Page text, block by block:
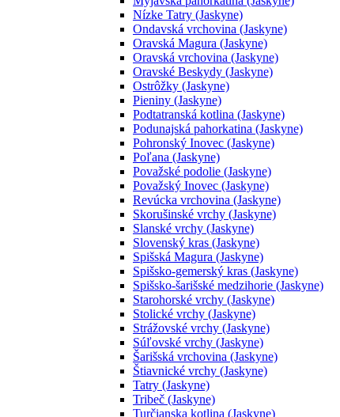
Nízke Tatry (Jaskyne)
Ondavská vrchovina (Jaskyne)
Oravská Magura (Jaskyne)
Oravská vrchovina (Jaskyne)
Oravské Beskydy (Jaskyne)
Ostrôžky (Jaskyne)
Pieniny (Jaskyne)
Podtatranská kotlina (Jaskyne)
Podunajská pahorkatina (Jaskyne)
Pohronský Inovec (Jaskyne)
Poľana (Jaskyne)
Považské podolie (Jaskyne)
Považský Inovec (Jaskyne)
Revúcka vrchovina (Jaskyne)
Skorušinské vrchy (Jaskyne)
Slanské vrchy (Jaskyne)
Slovenský kras (Jaskyne)
Spišská Magura (Jaskyne)
Spišsko-gemerský kras (Jaskyne)
Spišsko-šarišské medzihorie (Jaskyne)
Starohorské vrchy (Jaskyne)
Stolické vrchy (Jaskyne)
Strážovské vrchy (Jaskyne)
Súľovské vrchy (Jaskyne)
Šarišská vrchovina (Jaskyne)
Štiavnické vrchy (Jaskyne)
Tatry (Jaskyne)
Tribeč (Jaskyne)
Turčianska kotlina (Jaskyne)